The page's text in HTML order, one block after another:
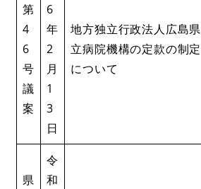
第
4
6
号
議
案
6
年
2
月
1
3
日
地方独立行政法人広島県
立病院機構の定款の制定
について
県
令
和